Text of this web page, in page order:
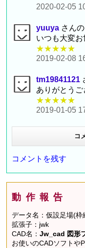
2020-02-05
yuuya さん
いつも大変お
★★★★★
2019-02-08
tm19841121
ありがとうご
★★★★★
2019-01-05
コ
コメントを残す
動作報告
データ名：仮設足場(枠
拡張子：jwk
CAD名：Jw_cad 図形
お使いのCADソフトや